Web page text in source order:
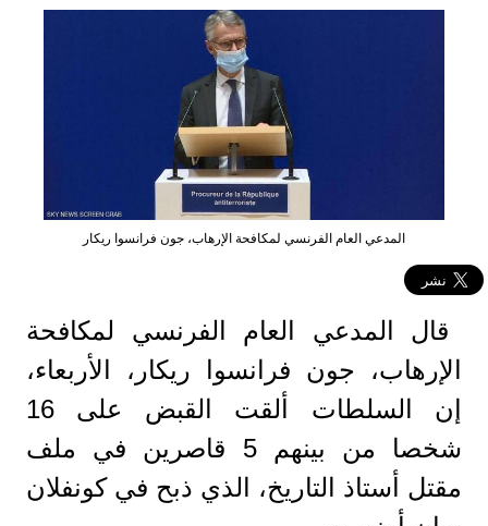
المدعي العام الفرنسي لمكافحة الإرهاب، جون فرانسوا ريكار
قال المدعي العام الفرنسي لمكافحة
الإرهاب، جون فرانسوا ريكار، الأربعاء،
إن السلطات ألقت القبض على 16
شخصا من بينهم 5 قاصرين في ملف
مقتل أستاذ التاريخ، الذي ذبح في كونفلان